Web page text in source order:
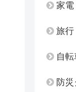
家電
旅行
自
防